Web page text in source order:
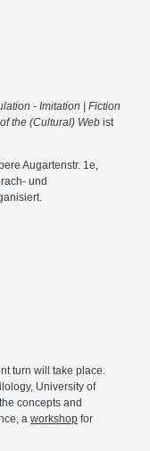
- Imitation | Fiction
the (Cultural) Web ist
Augartenstr. 1e,
und
turn will take place.
University of
concepts and
a workshop for